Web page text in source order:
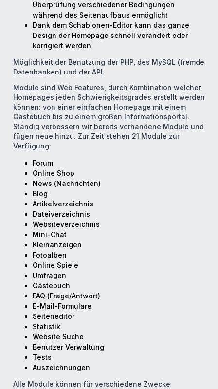
Überprüfung verschiedener Bedingungen
während des Seitenaufbaus ermöglicht
Dank dem Schablonen-Editor kann das ganze
Design der Homepage schnell verändert oder
korrigiert werden
Möglichkeit der Benutzung der PHP, des MySQL (fremde
Datenbanken) und der API.
Module sind Web Features, durch Kombination welcher
Homepages jeden Schwierigkeitsgrades erstellt werden
können: von einer einfachen Homepage mit einem
Gästebuch bis zu einem großen Informationsportal.
Ständig verbessern wir bereits vorhandene Module und
fügen neue hinzu. Zur Zeit stehen 21 Module zur
Verfügung:
Forum
Online Shop
News (Nachrichten)
Blog
Artikelverzeichnis
Dateiverzeichnis
Websiteverzeichnis
Mini-Chat
Kleinanzeigen
Fotoalben
Online Spiele
Umfragen
Gästebuch
FAQ (Frage/Antwort)
E-Mail-Formulare
Seiteneditor
Statistik
Website Suche
Benutzer Verwaltung
Tests
Auszeichnungen
Alle Module können für verschiedene Zwecke